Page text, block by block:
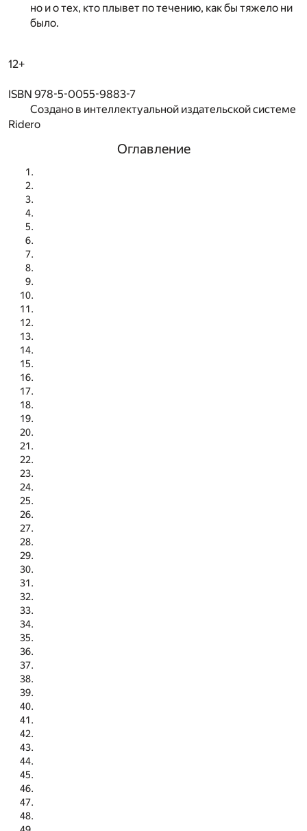
но и о тех, кто плывет по течению, как бы тяжело ни
было.
12+
ISBN 978-5-0055-9883-7
Создано в интеллектуальной издательской системе
Ridero
Оглавление